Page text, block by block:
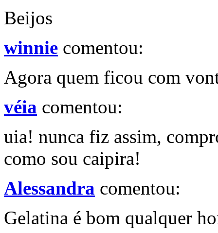
Beijos
winnie comentou:
Agora quem ficou com
véia comentou:
uia! nunca fiz assim,
como sou caipira!
Alessandra comentou:
Gelatina é bom qualquer